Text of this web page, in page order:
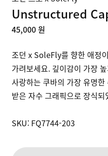
Unstructured
45,000 원
조던 x SoleFly를 향한 애정
가려보세요. 깊이감이 가장
사랑하는 쿠바의 가장 유명
받은 자수 그래픽으로 장식되
SKU: FQ7744-203